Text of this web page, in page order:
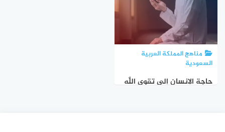
مناهج المملكة العربية
السعودية
حاجة الإنسان إلى تقوى اللَّه